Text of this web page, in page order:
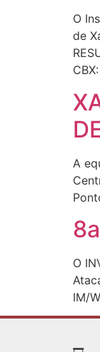
O
de
A
O
IM/